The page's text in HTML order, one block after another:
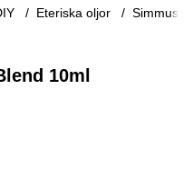
Eteriska oljor Simmus
10ml
Blend 10ml